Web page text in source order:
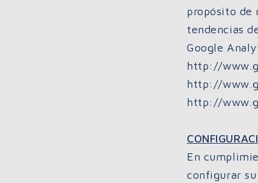
propósito de
tendencias
Google
http://
http://
http://
En
configurar